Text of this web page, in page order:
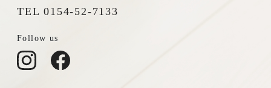
TEL 0154-52-7133
Follow us